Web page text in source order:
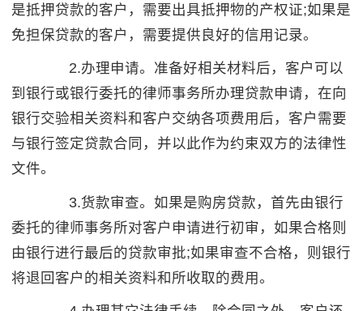
是抵押贷款的客户，需要出具抵押物的产权证;如果是
免担保贷款的客户，需要提供良好的信用记录。
2.办理申请。准备好相关材料后，客户可以
到银行或银行委托的律师事务所办理贷款申请，在向
银行交验相关资料和客户交纳各项费用后，客户需要
与银行签定贷款合同，并以此作为约束双方的法律性
文件。
3.货款审查。如果是购房贷款，首先由银行
委托的律师事务所对客户申请进行初审，如果合格则
由银行进行最后的贷款审批;如果审查不合格，则银行
将退回客户的相关资料和所收取的费用。